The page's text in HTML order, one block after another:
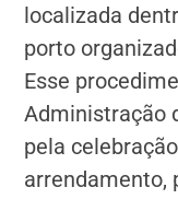
localizada
porto
Esse
Administração
pela
arrendamento,